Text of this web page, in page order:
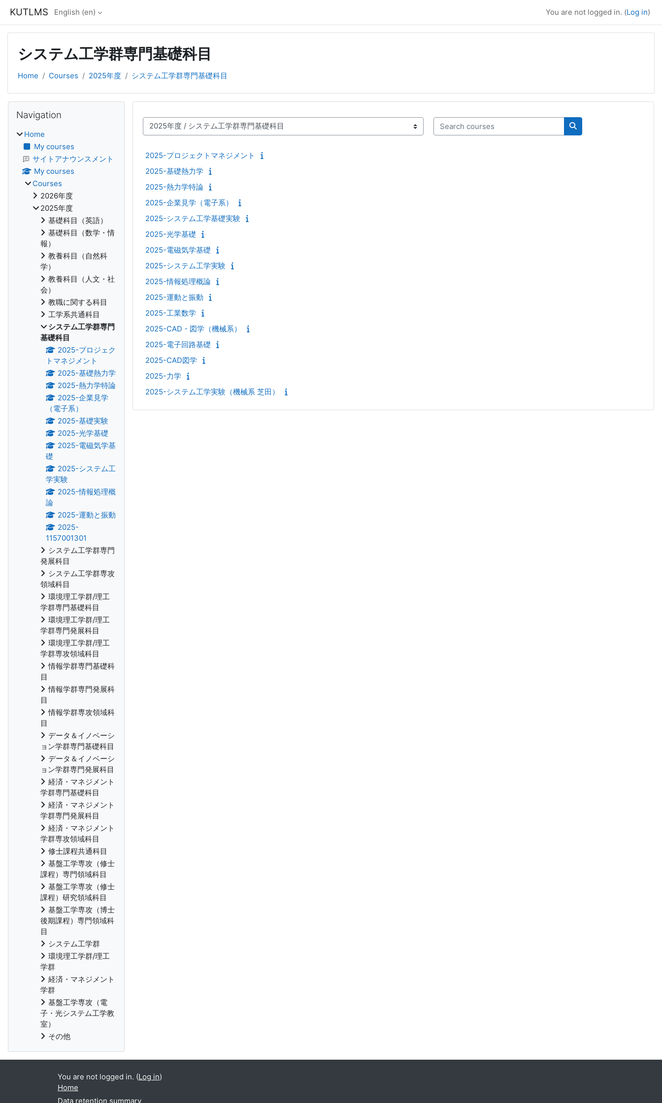
KUTLMS English ‎(en)‎ You are not logged in. (Log in)
システム工学群専門基礎科目
Home Courses 2025年度 システム工学群専門基礎科目
Course categories
Search courses
Search courses
2025-プロジェクトマネジメント
2025-基礎熱力学
2025-熱力学特論
2025-企業見学（電子系）
2025-システム工学基礎実験
2025-光学基礎
2025-電磁気学基礎
2025-システム工学実験
2025-情報処理概論
2025-運動と振動
2025-工業数学
2025-CAD・図学（機械系）
2025-電子回路基礎
2025-CAD図学
2025-力学
2025-システム工学実験（機械系 芝田）
Blocks
Navigation
Home
My courses
サイトアナウンスメント
My courses
Courses
2026年度
2025年度
基礎科目（英語）
基礎科目（数学・情
報）
教養科目（自然科
学）
教養科目（人文・社
会）
教職に関する科目
工学系共通科目
システム工学群専門
基礎科目
2025-プロジェク
トマネジメント
2025-基礎熱力学
2025-熱力学特論
2025-企業見学
（電子系）
2025-基礎実験
2025-光学基礎
2025-電磁気学基
礎
2025-システム工
学実験
2025-情報処理概
論
2025-運動と振動
2025-
1157001301
システム工学群専門
発展科目
システム工学群専攻
領域科目
環境理工学群/理工
学群専門基礎科目
環境理工学群/理工
学群専門発展科目
環境理工学群/理工
学群専攻領域科目
情報学群専門基礎科
目
情報学群専門発展科
目
情報学群専攻領域科
目
データ＆イノベーシ
ョン学群専門基礎科目
データ＆イノベーシ
ョン学群専門発展科目
経済・マネジメント
学群専門基礎科目
経済・マネジメント
学群専門発展科目
経済・マネジメント
学群専攻領域科目
修士課程共通科目
基盤工学専攻（修士
課程）専門領域科目
基盤工学専攻（修士
課程）研究領域科目
基盤工学専攻（博士
後期課程）専門領域科
目
システム工学群
環境理工学群/理工
学群
経済・マネジメント
学群
基盤工学専攻（電
子・光システム工学教
室）
その他
You are not logged in. (Log in)
Home
Data retention summary